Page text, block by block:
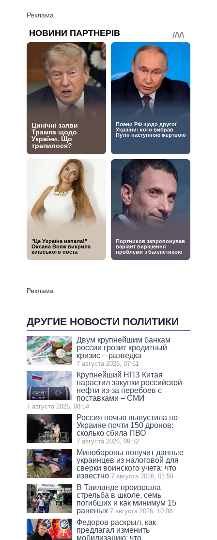
ДРУГИЕ НОВОСТИ ПОЛИТИКИ
Двум крупнейшим банкам
россии грозит кредитный
кризис – разведка
7 августа 2026, 07:51
Крупнейший НПЗ Китая
нарастил закупки российской
нефти из-за перебоев с
поставками – СМИ
7 августа 2026, 08:54
Россия ночью выпустила по
Украине почти 150 дронов:
сколько сбила ПВО
7 августа 2026, 09:32
Минобороны получит данные
украинцев из налоговой для
сверки воинского учета: что
известно 7 августа 2026, 01:59
В Таиланде произошла
стрельба в школе, семь
погибших и как минимум 15
раненых 7 августа 2026, 10:08
Федоров раскрыл, как
предлагал изменить
мобилизацию: что